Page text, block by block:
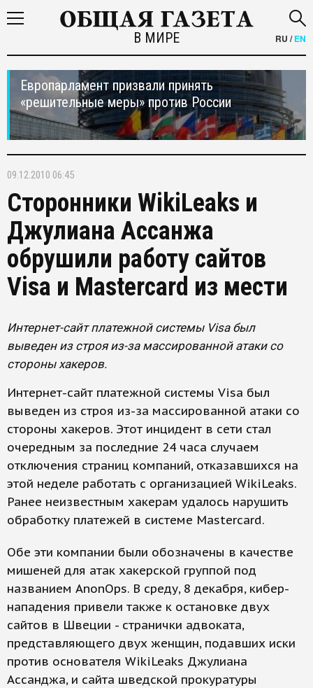
В МИРЕ RU /EN
Европарламент призвали принять
«решительные меры» против России
09.12.2010 06:45
Сторонники WikiLeaks и
Джулиана Ассанжа
обрушили работу сайтов
Visa и Mastercard из мести
Интернет-сайт платежной системы Visa был
выведен из строя из-за массированной атаки со
стороны хакеров.
Интернет-сайт платежной системы Visa был
выведен из строя из-за массированной атаки со
стороны хакеров. Этот инцидент в сети стал
очередным за последние 24 часа случаем
отключения страниц компаний, отказавшихся на
этой неделе работать с организацией WikiLeaks.
Ранее неизвестным хакерам удалось нарушить
обработку платежей в системе Mastercard.
Обе эти компании были обозначены в качестве
мишеней для атак хакерской группой под
названием AnonOps. В среду, 8 декабря, кибер-
нападения привели также к остановке двух
сайтов в Швеции - странички адвоката,
представляющего двух женщин, подавших иски
против основателя WikiLeaks Джулиана
Ассанджа, и сайта шведской прокуратуры